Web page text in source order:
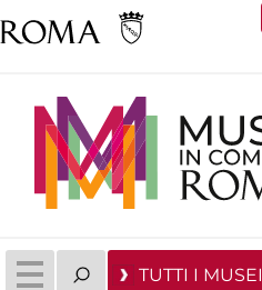
TUTTI I MUSEI